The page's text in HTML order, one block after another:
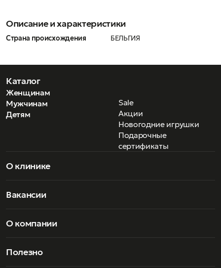
Описание и характеристики
Страна происхождения БЕЛЬГИЯ
Каталог
Женщинам
Мужчинам
Детям
Sale
Акции
Новогодние игрушки
Подарочные
сертификаты
О клинике
Вакансии
О компании
Полезно